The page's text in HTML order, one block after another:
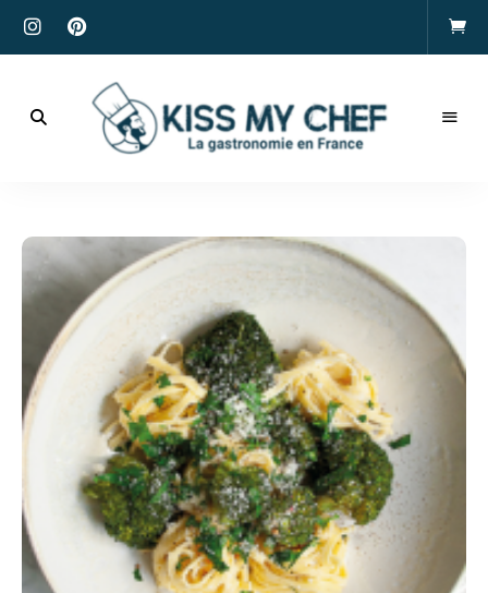
My
Chef